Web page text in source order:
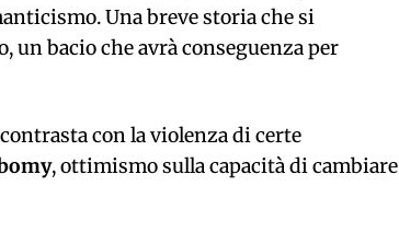
Una breve storia che si
un bacio che avrà conseguenza per
contrasta con la violenza di certe
, ottimismo sulla capacità di cambiare